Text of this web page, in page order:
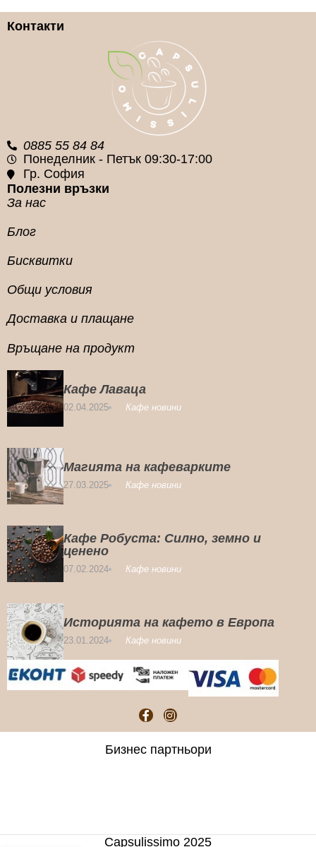
КАФЕ КАПСУЛА
СИСТЕМА
Nespresso
Контакти
0885 55 84 84
Понеделник - Петък 09:30-17:00
Гр. София
Полезни връзки
За нас
Блог
Бисквитки
Общи условия
Доставка и плащане
Връщане на продукт
Кафе Лаваца
02.04.2025 Кафе новини
Магията на кафеварките
27.03.2025 Кафе новини
Кафе Робуста: Силно, земно и
ценено
07.02.2024 Кафе новини
Историята на кафето в Европа
23.01.2024 Кафе новини
Бизнес партньори
Capsulissimo 2025